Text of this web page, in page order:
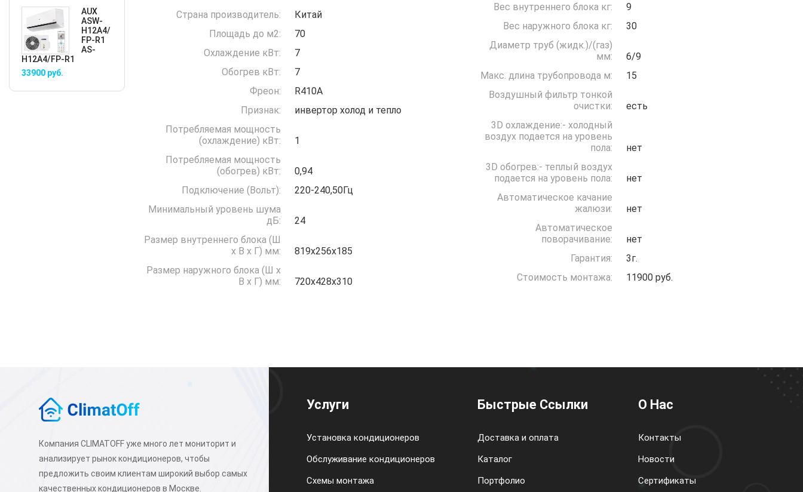
AUX
ASW-
H12A4/
FP-R1
AS-
H12A4/FP-R1
33900 руб.
Страна производитель:
Китай
Площадь до м2:
70
Охлаждение кВт:
7
Обогрев кВт:
7
Фреон:
R410A
Признак:
инвертор холод и тепло
Потребляемая мощность
(охлаждение) кВт:
1
Потребляемая мощность
(обогрев) кВт:
0,94
Подключение (Вольт):
220-240,50Гц
Минимальный уровень шума
дБ:
24
Размер внутреннего блока (Ш
x В x Г) мм:
819х256х185
Размер наружного блока (Ш x
В x Г) мм:
720х428х310
Вес внутреннего блока кг:
9
Вес наружного блока кг:
30
Диаметр труб (жидк.)/(газ)
мм:
6/9
Макс. длина трубопровода м:
15
Воздушный фильтр тонкой
очистки:
есть
3D охлаждение:- холодный
воздух подается на уровень
пола:
нет
3D обогрев:- теплый воздух
подается на уровень пола:
нет
Автоматическое качание
жалюзи:
нет
Автоматическое
поворачивание:
нет
Гарантия:
3г.
Стоимость монтажа:
11900 руб.
Компания CLIMATOFF уже много лет мониторит и
анализирует рынок кондиционеров, чтобы
предложить своим клиентам широкий выбор самых
качественных кондиционеров в Москве.
Услуги
Установка кондиционеров
Обслуживание кондиционеров
Схемы монтажа
Быстрые Ссылки
Доставка и оплата
Каталог
Портфолио
О Нас
Контакты
Новости
Сертификаты